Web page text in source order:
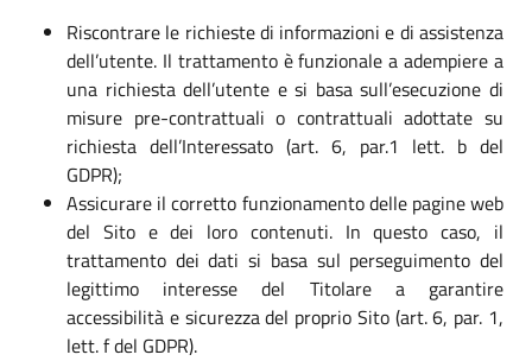
Riscontrare le richieste di informazioni e di assistenza
dell’utente. Il trattamento è funzionale a adempiere a
una richiesta dell’utente e si basa sull’esecuzione di
misure pre-contrattuali o contrattuali adottate su
richiesta dell’Interessato (art. 6, par.1 lett. b del
GDPR);
Assicurare il corretto funzionamento delle pagine web
del Sito e dei loro contenuti. In questo caso, il
trattamento dei dati si basa sul perseguimento del
legittimo interesse del Titolare a garantire
accessibilità e sicurezza del proprio Sito (art. 6, par. 1,
lett. f del GDPR).